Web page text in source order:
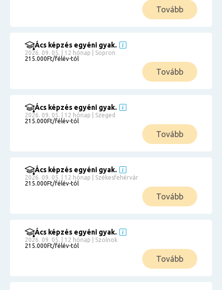
Tovább
Ács képzés egyéni gyak.
2026. 09. 05. | 12 hónap | Sopron
215.000Ft/félév-tól
Tovább
Ács képzés egyéni gyak.
2026. 09. 05. | 12 hónap | Szeged
215.000Ft/félév-tól
Tovább
Ács képzés egyéni gyak.
2026. 09. 05. | 12 hónap | Székesfehérvár
215.000Ft/félév-tól
Tovább
Ács képzés egyéni gyak.
2026. 09. 05. | 12 hónap | Szolnok
215.000Ft/félév-tól
Tovább